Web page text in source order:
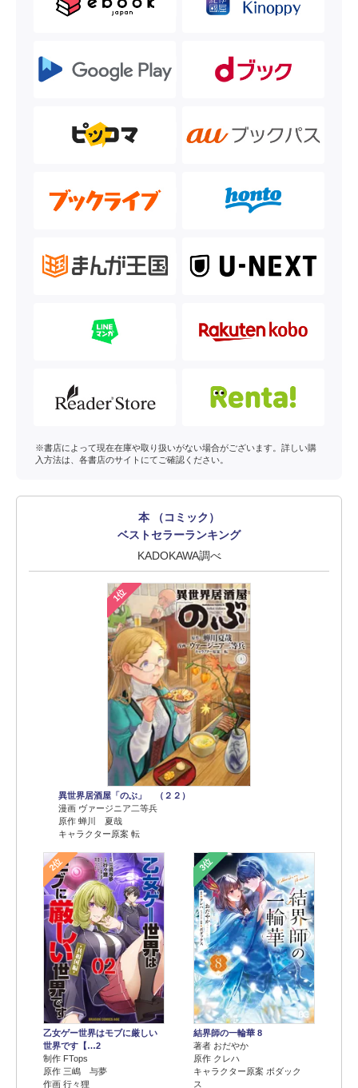
※書店によって現在在庫や取り扱いがない場合がございます。詳しい購
入方法は、各書店のサイトにてご確認ください。
本 （コミック）
ベストセラーランキング
KADOKAWA調べ
1位
異世界居酒屋「のぶ」 （２２）
漫画 ヴァージニア二等兵
原作 蝉川 夏哉
キャラクター原案 転
2位
乙女ゲー世界はモブに厳しい
世界です【…2
制作 FTops
原作 三嶋 与夢
作画 行々狸
3位
結界師の一輪華 8
著者 おだやか
原作 クレハ
キャラクター原案 ボダック
ス